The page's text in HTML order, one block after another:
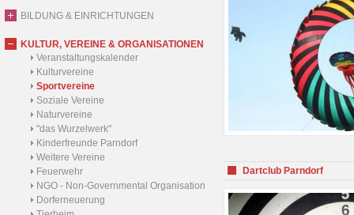
BILDUNG & EINRICHTUNGEN
KULTUR, VEREINE & ORGANISATIONEN
Veranstaltungskalender
Kulturvereine
Sportvereine
Soziale Vereine
Naturvereine
"das Wurzelwerk"
Kinderfreunde Parndorf
Weitere Vereine
Feuerwehr
NGO - Non-Governmental Organisation
Dorferneuerung
Dartclub Parndorf